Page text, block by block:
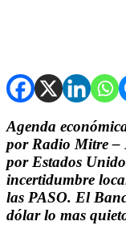
Agenda
por Radio Mitre –
por Estados
incertidumbre
las PASO. El
dólar lo mas